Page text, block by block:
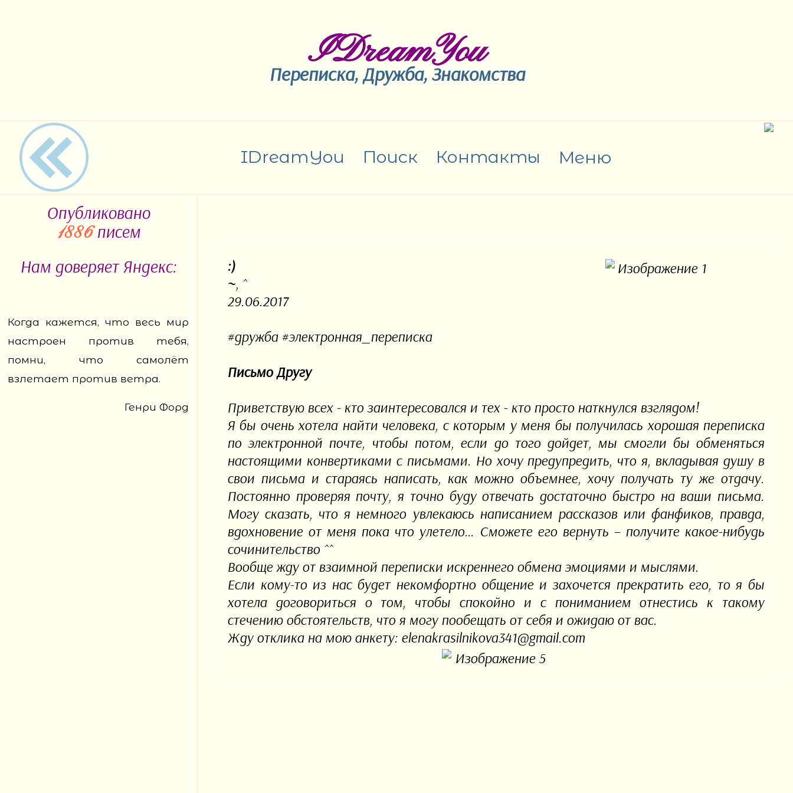
IDreamYou
Переписка, Дружба, Знакомства
IDreamYou Поиск Контакты Меню
Опубликовано
1886писем
Нам доверяет Яндекс:
Когда кажется, что весь мир
настроен против тебя,
помни, что самолёт
взлетает против ветра.
Генри Форд
:)
~, ^
29.06.2017
#дружба #электронная_переписка
Письмо Другу
Приветствую всех - кто заинтересовался и тех - кто просто наткнулся взглядом!
Я бы очень хотела найти человека, с которым у меня бы получилась хорошая переписка
по электронной почте, чтобы потом, если до того дойдет, мы смогли бы обменяться
настоящими конвертиками с письмами. Но хочу предупредить, что я, вкладывая душу в
свои письма и стараясь написать, как можно объемнее, хочу получать ту же отдачу.
Постоянно проверяя почту, я точно буду отвечать достаточно быстро на ваши письма.
Могу сказать, что я немного увлекаюсь написанием рассказов или фанфиков, правда,
вдохновение от меня пока что улетело… Сможете его вернуть – получите какое-нибудь
сочинительство ^^
Вообще жду от взаимной переписки искреннего обмена эмоциями и мыслями.
Если кому-то из нас будет некомфортно общение и захочется прекратить его, то я бы
хотела договориться о том, чтобы спокойно и с пониманием отнестись к такому
стечению обстоятельств, что я могу пообещать от себя и ожидаю от вас.
Жду отклика на мою анкету: elenakrasilnikova341@gmail.com